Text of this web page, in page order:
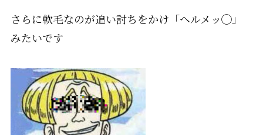
さらに軟毛なのが追い討ちをかけ 「ヘルメッ◯」
みたいです